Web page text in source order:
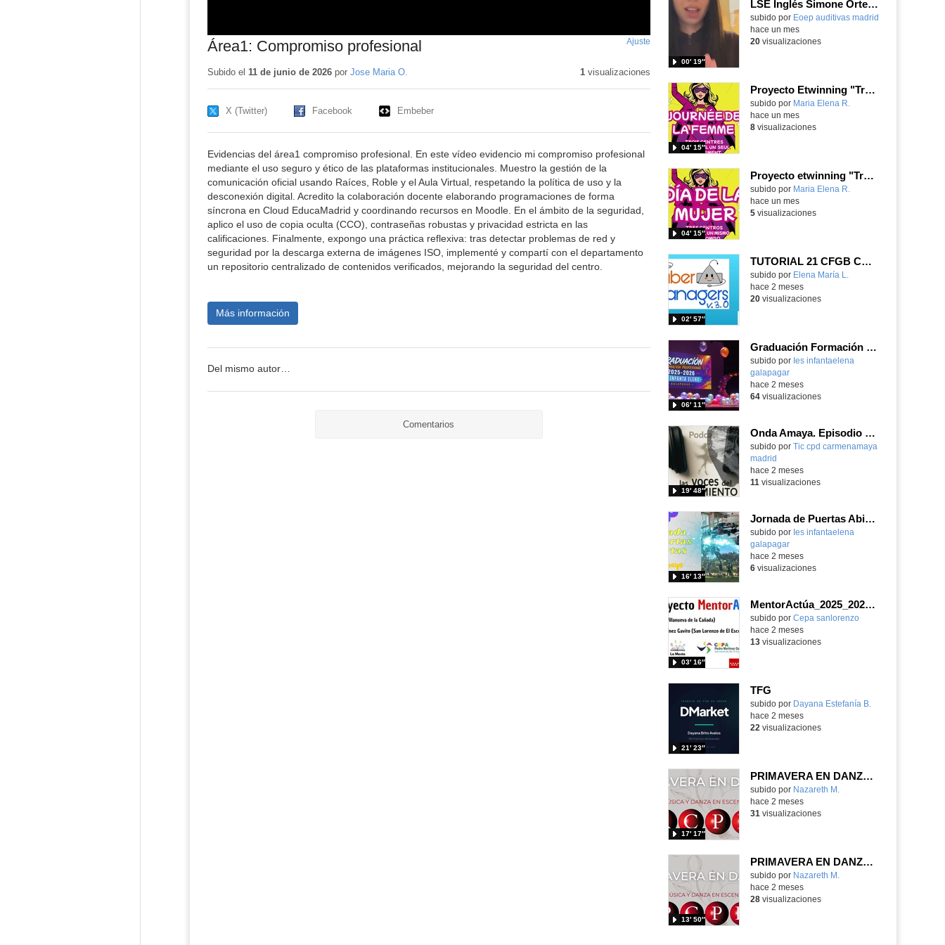
Área1: Compromiso profesional Ajuste
pantalla
Subido el 11 de junio de 2026por Jose Maria O. 1visualizaciones
X (Twitter) Facebook Embeber
Evidencias del área1 compromiso profesional. En este vídeo evidencio mi compromiso profesional
mediante el uso seguro y ético de las plataformas institucionales. Muestro la gestión de la
comunicación oficial usando Raíces, Roble y el Aula Virtual, respetando la política de uso y la
desconexión digital. Acredito la colaboración docente elaborando programaciones de forma
síncrona en Cloud EducaMadrid y coordinando recursos en Moodle. En el ámbito de la seguridad,
aplico el uso de copia oculta (CCO), contraseñas robustas y privacidad estricta en las
calificaciones. Finalmente, expongo una práctica reflexiva: tras detectar problemas de red y
seguridad por la descarga externa de imágenes ISO, implementé y compartí con el departamento
un repositorio centralizado de contenidos verificados, mejorando la seguridad del centro.
Más información
Del mismo autor…
Comentarios
LSE Inglés Simone Ortega
Contenido educativo.
subido por Eoep auditivas madrid
00′ 19″
hace un mes
20visualizaciones
Proyecto Etwinning "Tres centros europeos, un mismo compromiso"
subido por Maria Elena R.
04′ 15″
hace un mes
8visualizaciones
Proyecto etwinning "Tres centros europeos, un mismo compromiso"
subido por Maria Elena R.
04′ 15″
hace un mes
5visualizaciones
TUTORIAL 21 CFGB CONMUTADA DE DOBLE ENTRADA
Contenido educativo.
subido por Elena María L.
02′ 57″
hace 2 meses
20visualizaciones
Graduación Formación Profesional 2025-26
subido por Ies infantaelena
galapagar
06′ 11″
-
hace 2 meses
64visualizaciones
Onda Amaya. Episodio 4 (temporada 2): "La Capitana"
Contenido educativo.
subido por Tic cpd carmenamaya
madrid
19′ 48″
hace 2 meses
11 visualizaciones
Jornada de Puertas Abiertas de Formación Profesional 2025-26
subido por Ies infantaelena
galapagar
16′ 13″
-
hace 2 meses
6visualizaciones
MentorActúa_2025_2026_Producto final_CEPA Pedro Martínez Gavito_CEPA La Mesta
subido por Cepa sanlorenzo
03′ 16″
-
hace 2 meses
13visualizaciones
TFG
subido por Dayana Estefanía B.
21′ 23″
hace 2 meses
22 visualizaciones
PRIMAVERA EN DANZA, DANZA CLÁSICA RCPD MARIEMMA
Contenido educativo.
subido por Nazareth M.
17′ 17″
hace 2 meses
31 visualizaciones
PRIMAVERA EN DANZA, DANZA ESPAÑOLA RCPD MARIEMMA
Contenido educativo.
subido por Nazareth M.
13′ 50″
hace 2 meses
28visualizaciones